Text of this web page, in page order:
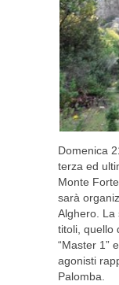
Domenica
terza ed
Monte
sarà
Alghero. La
titoli, quello
“Master 1”
agonisti
Palomba.